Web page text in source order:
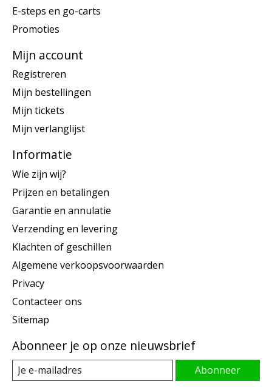
E-steps en go-carts
Promoties
Mijn account
Registreren
Mijn bestellingen
Mijn tickets
Mijn verlanglijst
Informatie
Wie zijn wij?
Prijzen en betalingen
Garantie en annulatie
Verzending en levering
Klachten of geschillen
Algemene verkoopsvoorwaarden
Privacy
Contacteer ons
Sitemap
Abonneer je op onze nieuwsbrief
Abonneer